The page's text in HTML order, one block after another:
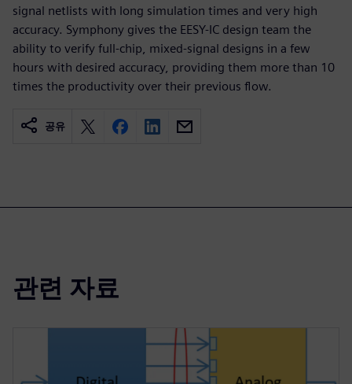
signal netlists with long simulation times and very high
accuracy. Symphony gives the EESY-IC design team the
ability to verify full-chip, mixed-signal designs in a few
hours with desired accuracy, providing them more than 10
times the productivity over their previous flow.
공유
관련 자료